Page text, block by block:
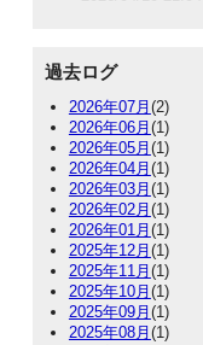
過去ログ
2026年07月(2)
2026年06月(1)
2026年05月(1)
2026年04月(1)
2026年03月(1)
2026年02月(1)
2026年01月(1)
2025年12月(1)
2025年11月(1)
2025年10月(1)
2025年09月(1)
2025年08月(1)